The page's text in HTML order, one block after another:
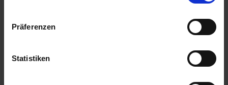
Präferenzen
Statistiken